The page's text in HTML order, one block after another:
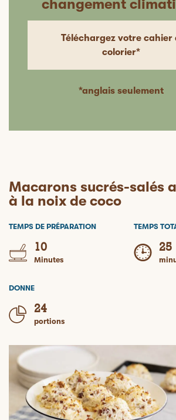
changement
Téléchargez votre cahier
colorier*
*anglais seulement
Macarons sucrés-salés
à la noix de coco
TEMPS DE PRÉPARATION
10
Minutes
TEMPS
25
DONNE
24
portions